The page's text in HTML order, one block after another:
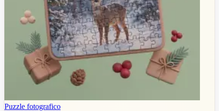
Puzzle fotografico